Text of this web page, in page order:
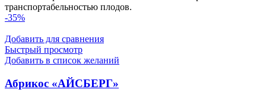
транспортабельностью плодов.
-35%
Добавить для сравнения
Быстрый просмотр
Добавить в список желаний
Абрикос «АЙСБЕРГ»